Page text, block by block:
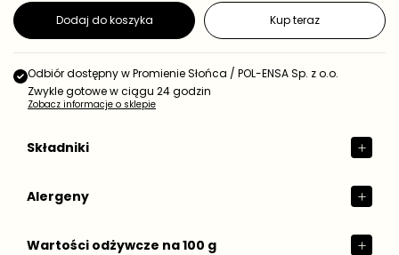
Dodaj do koszyka Kup teraz
Odbiór dostępny wPromienie Słońca / POL-ENSA Sp. z o.o.
Zwykle gotowe w ciągu 24 godzin
Zobacz informacje o sklepie
Składniki
Alergeny
Wartości odżywcze na 100 g